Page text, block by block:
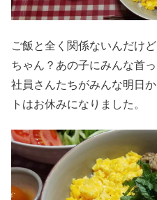
ご飯と全く関係ないんだけ
ちゃん？あの子にみんな首っ
社員さんたちがみんな明日
トはお休みになりました。